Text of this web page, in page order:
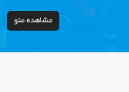
مشاهده منو